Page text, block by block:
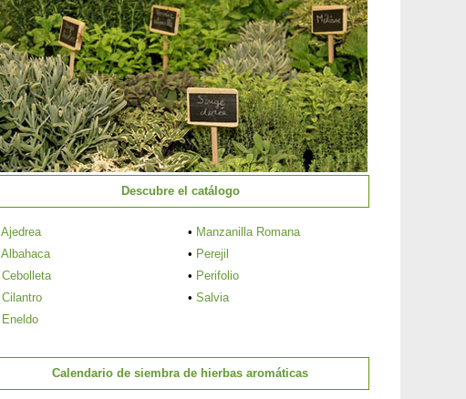
Descubre el catálogo
Ajedrea
Albahaca
Cebolleta
Cilantro
Eneldo
• Manzanilla Romana
• Perejil
• Perifolio
• Salvia
Calendario de siembra de hierbas aromáticas